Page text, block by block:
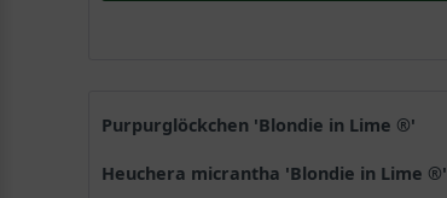
Purpurglöckchen 'Blondie in Lime ®'
Heuchera micrantha 'Blondie in Lime ®'